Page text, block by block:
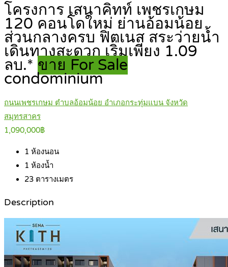
โครงการ เสนาคิทท์ เพชรเกษม
120 คอนโดใหม่ ย่านอ้อมน้อย
ส่วนกลางครบ ฟิตเนส สระว่ายน้ำ
เดินทางสะดวก เริ่มเพียง 1.09
ลบ.* ขาย For Sale
condominium
ถนนเพชรเกษม ตำบลอ้อมน้อย อำเภอกระทุ่มแบน จังหวัด
สมุทรสาคร
1,090,000฿
1 ห้องนอน
1 ห้องน้ำ
23 ตารางเมตร
Description